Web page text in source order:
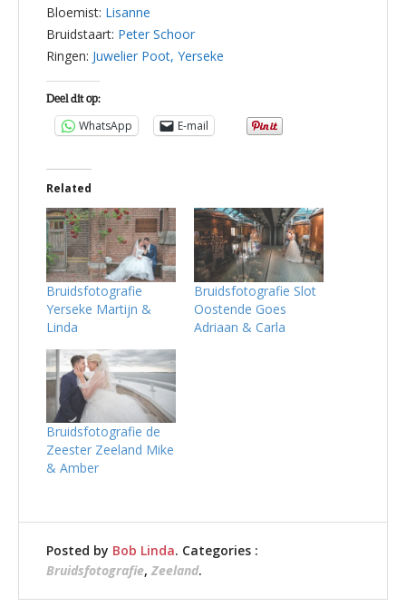
Bloemist: Lisanne
Bruidstaart: Peter Schoor
Ringen: Juwelier Poot, Yerseke
Deel dit op:
WhatsApp E-mail
Related
Bruidsfotografie
Yerseke Martijn &
Linda
Bruidsfotografie Slot
Oostende Goes
Adriaan & Carla
Bruidsfotografie de
Zeester Zeeland Mike
& Amber
Posted by Bob Linda. Categories :
Bruidsfotografie, Zeeland.